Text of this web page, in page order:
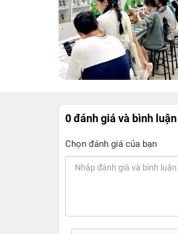
0 đánh giá và bình luận
Chọn đánh giá của bạn